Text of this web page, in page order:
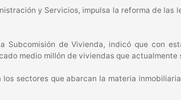
y Servicios, impulsa la reforma de
Subcomisión de Vivienda, indicó que con
medio millón de viviendas que actualmente
sectores que abarcan la materia